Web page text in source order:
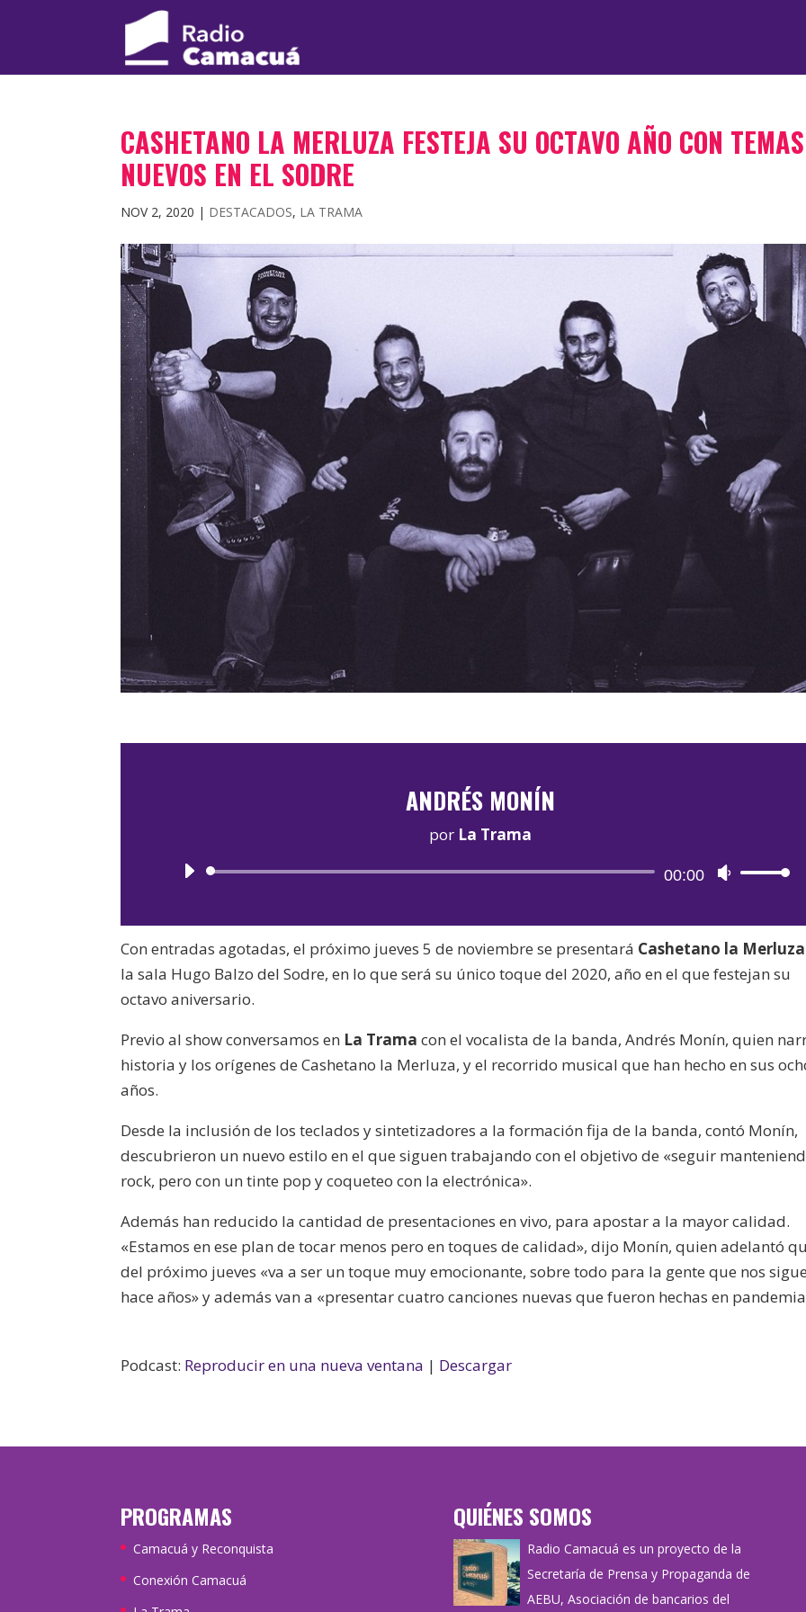
CASHETANO LA MERLUZA FESTEJA SU OCTAVO AÑO CON TEMAS
NUEVOS EN EL SODRE
NOV 2, 2020 | DESTACADOS, LA TRAMA
ANDRÉS MONÍN
por La Trama
Reproductor
audio
00:00
Utiliza
teclas
de
flecha
aumentar
o
el
volumen.
Con entradas agotadas, el próximo jueves 5 de noviembre se presentará Cashetano la Merluza
la sala Hugo Balzo del Sodre, en lo que será su único toque del 2020, año en el que festejan su
octavo aniversario.
Previo al show conversamos en La Trama con el vocalista de la banda, Andrés Monín, quien
historia y los orígenes de Cashetano la Merluza, y el recorrido musical que han hecho en sus
años.
Desde la inclusión de los teclados y sintetizadores a la formación fija de la banda, contó Monín,
descubrieron un nuevo estilo en el que siguen trabajando con el objetivo de «seguir
rock, pero con un tinte pop y coqueteo con la electrónica».
Además han reducido la cantidad de presentaciones en vivo, para apostar a la mayor calidad.
«Estamos en ese plan de tocar menos pero en toques de calidad», dijo Monín, quien adelantó
del próximo jueves «va a ser un toque muy emocionante, sobre todo para la gente que nos sigue
hace años» y además van a «presentar cuatro canciones nuevas que fueron hechas en
Podcast: Reproducir en una nueva ventana | Descargar
PROGRAMAS
Camacuá y Reconquista
Conexión Camacuá
QUIÉNES SOMOS
Radio Camacuá es un proyecto de la
Secretaría de Prensa y Propaganda de
AEBU, Asociación de bancarios del